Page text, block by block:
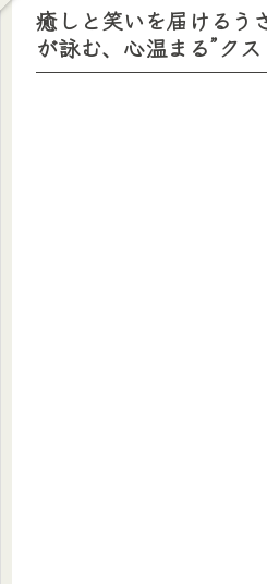
癒しと笑いを届けるう
が詠む、心温まる”ク